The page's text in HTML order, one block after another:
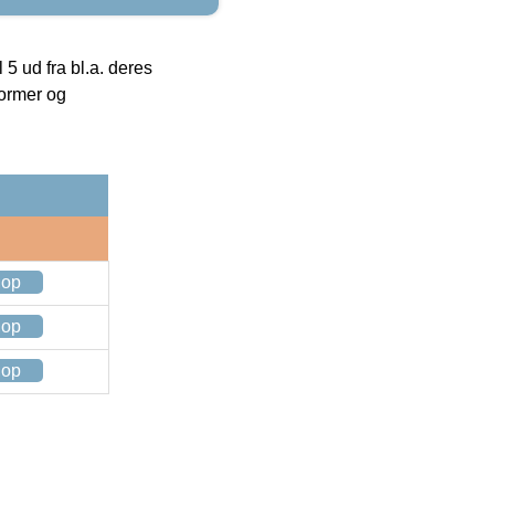
ud fra bl.a. deres
og